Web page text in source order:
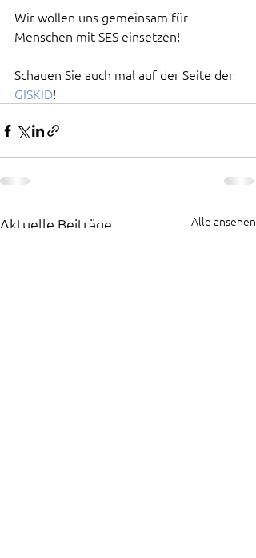
Wir wollen uns gemeinsam für
Menschen mit SES einsetzen!
Schauen Sie auch mal auf der Seite der
GISKID!
Aktuelle Beiträge Alle ansehen